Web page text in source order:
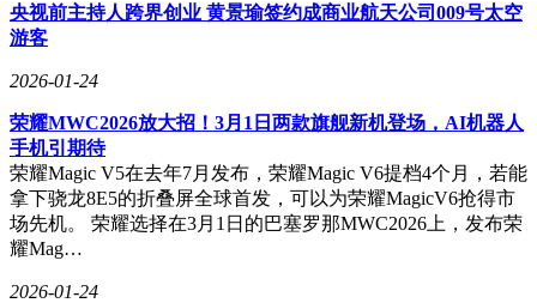
当短剧登陆央视一套黄金档，这场荧屏革新便注定被载入史
册。24集、每集15分钟的《奇迹》以深圳经济特区成立45周年
为背景，用15个普通人的人生切片，拼凑出中国改革开放的壮
阔图景。这部打破传统短剧创作范式的作品，不仅开创了主流
媒体与城市文化深度融合的新模式，更以"平民史诗"的叙事姿
态，为短剧精品化发展提供了鲜活样本。
在鳞次栉比的摩天大楼与GDP数字之外，《奇迹》将镜头对
准赛格电子市场的跑楼员、深交所筹建时期的见证者、传感器
央视前主持人跨界创业 黄景瑜签约成商业航天公司009号太空
游客
2026-01-24
荣耀MWC2026放大招！3月1日两款旗舰新机登场，AI机器人
手机引期待
荣耀Magic V5在去年7月发布，荣耀Magic V6提档4个月，若能
拿下骁龙8E5的折叠屏全球首发，可以为荣耀MagicV6抢得市
场先机。 荣耀选择在3月1日的巴塞罗那MWC2026上，发布荣
耀Mag…
2026-01-24